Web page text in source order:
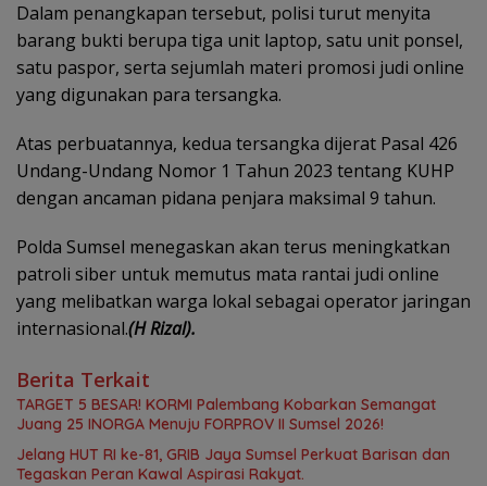
Dalam penangkapan tersebut, polisi turut menyita
barang bukti berupa tiga unit laptop, satu unit ponsel,
satu paspor, serta sejumlah materi promosi judi online
yang digunakan para tersangka.
Atas perbuatannya, kedua tersangka dijerat Pasal 426
Undang-Undang Nomor 1 Tahun 2023 tentang KUHP
dengan ancaman pidana penjara maksimal 9 tahun.
Polda Sumsel menegaskan akan terus meningkatkan
patroli siber untuk memutus mata rantai judi online
yang melibatkan warga lokal sebagai operator jaringan
internasional.(H Rizal).
Berita Terkait
TARGET 5 BESAR! KORMI Palembang Kobarkan Semangat
Juang 25 INORGA Menuju FORPROV II Sumsel 2026!
Jelang HUT RI ke-81, GRIB Jaya Sumsel Perkuat Barisan dan
Tegaskan Peran Kawal Aspirasi Rakyat.